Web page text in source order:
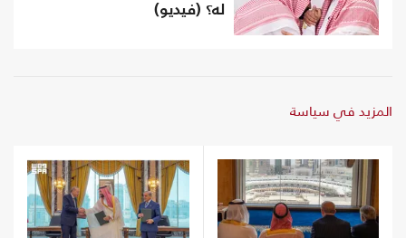
له؟ (فيديو)
المزيد في سياسة